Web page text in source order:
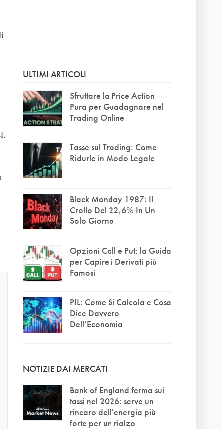
ULTIMI ARTICOLI
Sfruttare la Price Action
Pura per Guadagnare nel
Trading Online
Tasse sul Trading: Come
Ridurle in Modo Legale
Black Monday 1987: Il
Crollo Del 22,6% In Un
Solo Giorno
Opzioni Call e Put: la Guida
per Capire i Derivati più
Famosi
PIL: Come Si Calcola e Cosa
Dice Davvero
Dell’Economia
NOTIZIE DAI MERCATI
Bank of England ferma sui
tassi nel 2026: serve un
rincaro dell’energia più
forte per un rialzo